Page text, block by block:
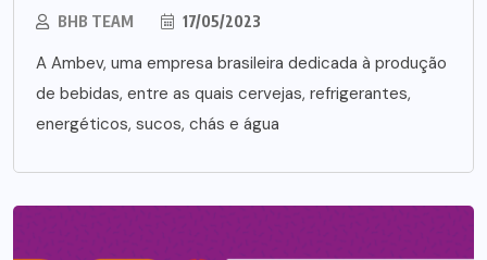
BHB TEAM 17/05/2023
A Ambev, uma empresa brasileira dedicada à produção
de bebidas, entre as quais cervejas, refrigerantes,
energéticos, sucos, chás e água